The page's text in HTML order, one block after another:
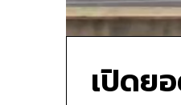
เปิดย